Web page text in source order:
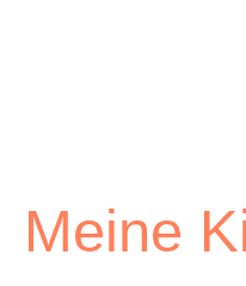
Vermischtes
Meine